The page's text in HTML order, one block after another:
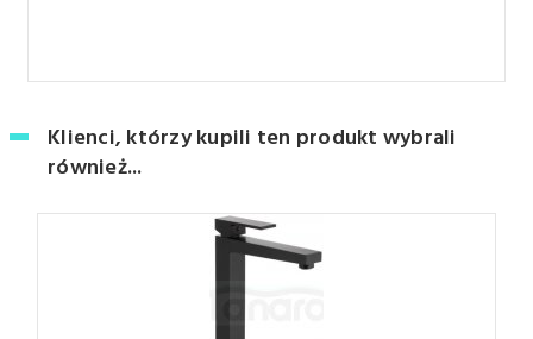
Klienci, którzy kupili ten produkt wybrali
również...